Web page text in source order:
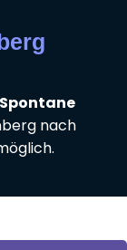
Spontane
nach